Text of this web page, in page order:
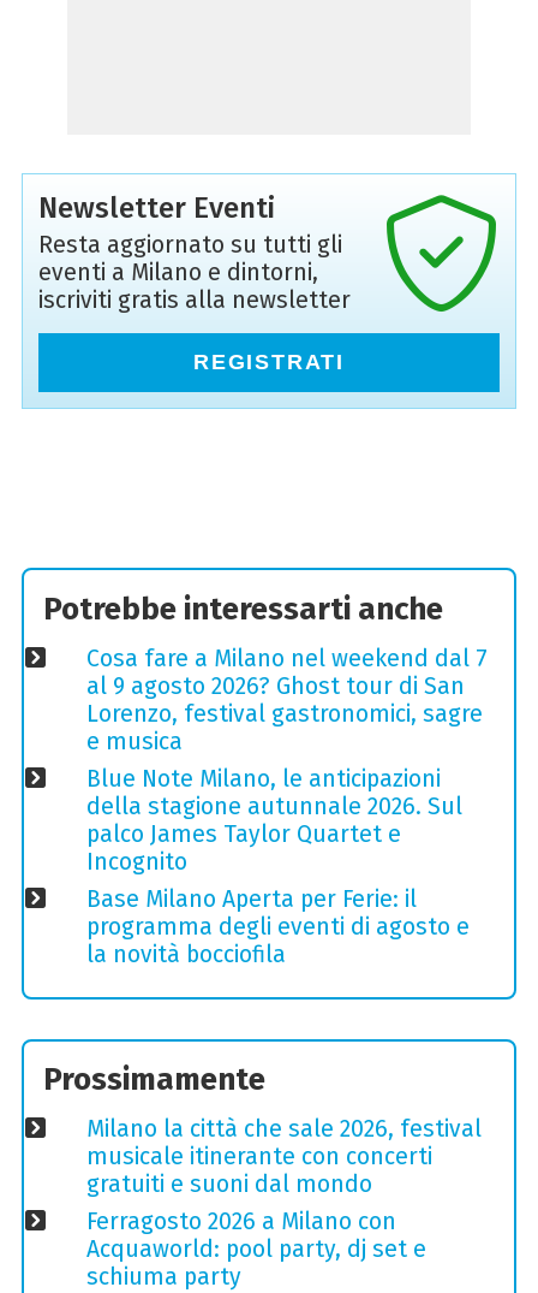
Newsletter Eventi
Resta aggiornato su tutti gli
eventi a Milano e dintorni,
iscriviti gratis alla newsletter
REGISTRATI
Potrebbe interessarti anche
Cosa fare a Milano nel weekend dal 7
al 9 agosto 2026? Ghost tour di San
Lorenzo, festival gastronomici, sagre
e musica
Blue Note Milano, le anticipazioni
della stagione autunnale 2026. Sul
palco James Taylor Quartet e
Incognito
Base Milano Aperta per Ferie: il
programma degli eventi di agosto e
la novità bocciofila
Prossimamente
Milano la città che sale 2026, festival
musicale itinerante con concerti
gratuiti e suoni dal mondo
Ferragosto 2026 a Milano con
Acquaworld: pool party, dj set e
schiuma party